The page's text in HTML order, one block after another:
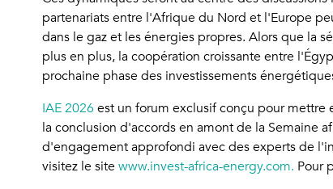
partenariats entre l'Afrique du Nord et l'Europe
dans le gaz et les énergies propres. Alors que la
plus en plus, la coopération croissante entre
prochaine phase des investissements
IAE 2026est un forum exclusif conçu pour mettre
la conclusion d'accords en amont de la Semaine
d'engagement approfondi avec des experts de
visitez le sitewww.invest-africa-energy.com. Pour